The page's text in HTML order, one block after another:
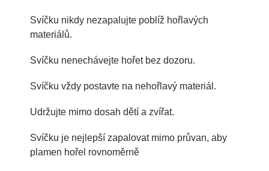
Svíčku nikdy nezapalujte poblíž hořlavých
materiálů.
Svíčku nenechávejte hořet bez dozoru.
Svíčku vždy postavte na nehořlavý materiál.
Udržujte mimo dosah dětí a zvířat.
Svíčku je nejlepší zapalovat mimo průvan, aby
plamen hořel rovnoměrně